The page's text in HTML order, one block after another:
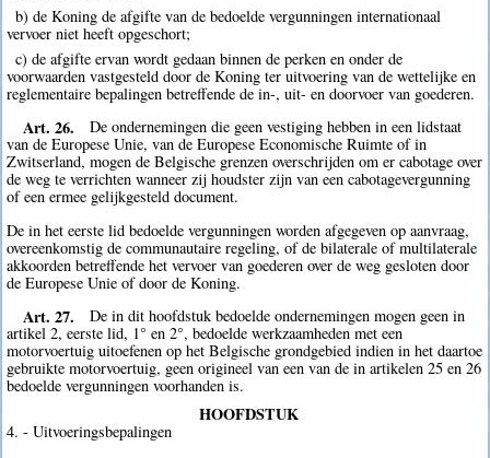
b) de Koning de afgifte van de bedoelde vergunningen internationaal
vervoer niet heeft opgeschort;
c) de afgifte ervan wordt gedaan binnen de perken en onder de
voorwaarden vastgesteld door de Koning ter uitvoering van de wettelijke en
reglementaire bepalingen betreffende de in-, uit- en doorvoer van goederen.
Art. 26.
De ondernemingen die geen vestiging hebben in een lidstaat
van de Europese Unie, van de Europese Economische Ruimte of in
Zwitserland, mogen de Belgische grenzen overschrijden om er cabotage over
de weg te verrichten wanneer zij houdster zijn van een cabotagevergunning
of een ermee gelijkgesteld document.
De in het eerste lid bedoelde vergunningen worden afgegeven op aanvraag,
overeenkomstig de communautaire regeling, of de bilaterale of multilaterale
akkoorden betreffende het vervoer van goederen over de weg gesloten door
de Europese Unie of door de Koning.
Art. 27.
De in dit hoofdstuk bedoelde ondernemingen mogen geen in
artikel 2, eerste lid, 1° en 2°, bedoelde werkzaamheden met een
motorvoertuig uitoefenen op het Belgische grondgebied indien in het daartoe
gebruikte motorvoertuig, geen origineel van een van de in artikelen 25 en 26
bedoelde vergunningen voorhanden is.
HOOFDSTUK
4. - Uitvoeringsbepalingen